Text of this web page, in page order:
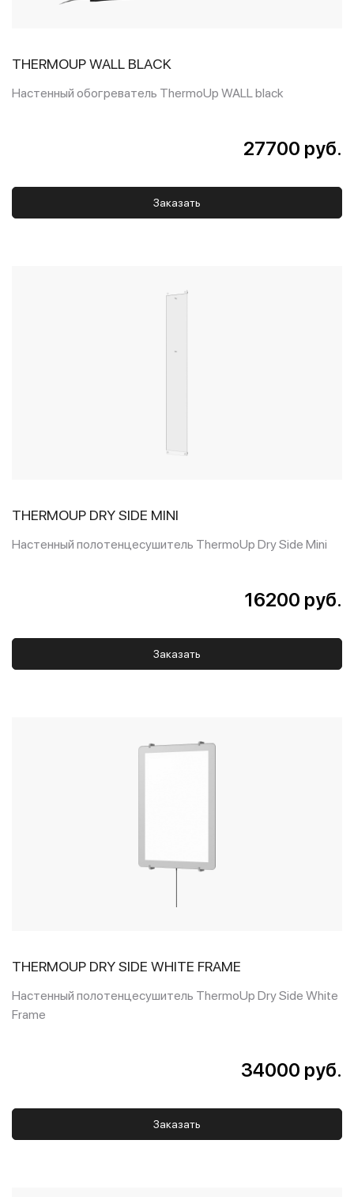
THERMOUP WALL BLACK
Настенный обогреватель ThermoUp WALL black
27700 руб.
Заказать
THERMOUP DRY SIDE MINI
Настенный полотенцесушитель ThermoUp Dry Side Mini
16200 руб.
Заказать
THERMOUP DRY SIDE WHITE FRAME
Настенный полотенцесушитель ThermoUp Dry Side White
Frame
34000 руб.
Заказать